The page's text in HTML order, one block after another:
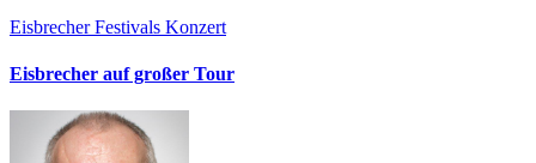
EisbrecherFestivals Konzert
Eisbrecher auf großer Tour